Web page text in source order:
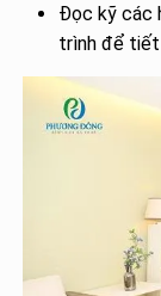
Đọc kỹ các
trình để tiết